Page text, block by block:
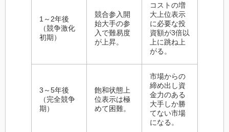
1～2年後
（競争激化
初期）
競合参入開
始大手の参
入で難易度
が上昇。
コストの増
大上位表示
に必要な投
資額が3倍以
上に跳ね上
がる。
3～5年後
（完全競争
期）
飽和状態上
位表示は極
めて困難。
市場からの
締め出し資
金力のある
大手しか勝
てない市場
になる。